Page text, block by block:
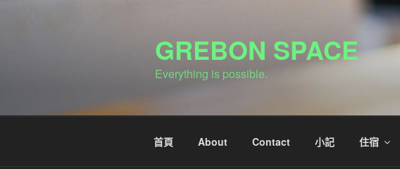
GREBON SPACE
Everything is possible.
首頁 About Contact 小記 住宿